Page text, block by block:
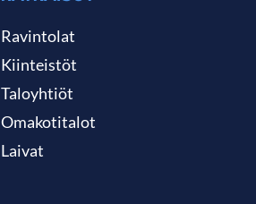
Ravintolat
Kiinteistöt
Taloyhtiöt
Omakotitalot
Laivat